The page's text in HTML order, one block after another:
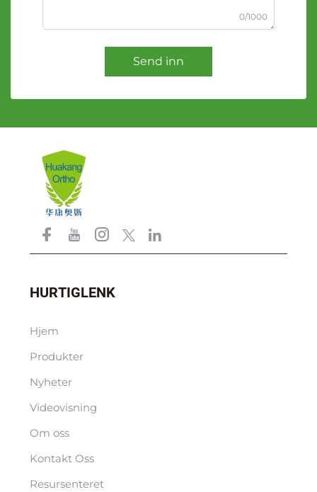
0/1000
Send inn
HURTIGLENK
Hjem
Produkter
Nyheter
Videovisning
Om oss
Kontakt Oss
Resursenteret